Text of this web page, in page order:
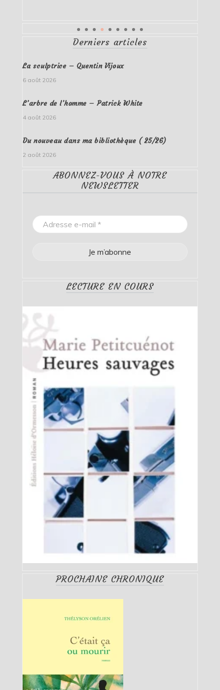
Derniers articles
La sculptrice – Quentin Vijoux
6 août 2026
L’arbre de l’homme – Patrick White
4 août 2026
Du nouveau dans ma bibliothèque ( 25/26)
2 août 2026
ABONNEZ-VOUS À NOTRE
NEWSLETTER
LECTURE EN COURS
PROCHAINE CHRONIQUE